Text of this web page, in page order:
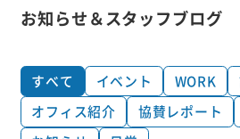
お知らせ＆スタッフブログ
すべて イベント WORK
オフィス紹介
協賛レポート